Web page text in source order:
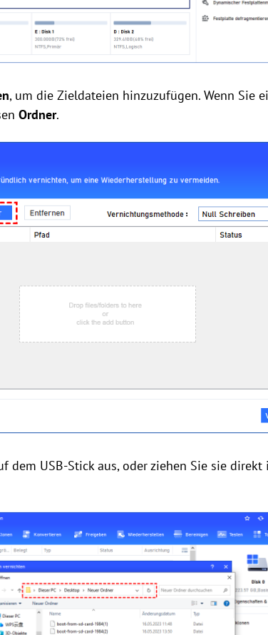
, um die Zieldateien hinzuzufügen. Wenn Sie
Ordner.
dem USB-Stick aus, oder ziehen Sie sie